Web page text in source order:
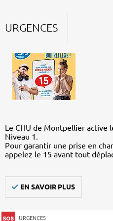
URGENCES
Le CHU de Montpellier active
Niveau 1.
Pour garantir une prise en
appelez le 15 avant tout
EN SAVOIR PLUS
URGENCES